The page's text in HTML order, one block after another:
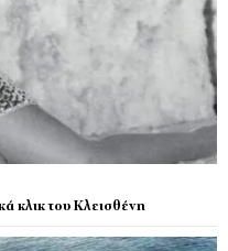
κλικ του Κλεισθένη